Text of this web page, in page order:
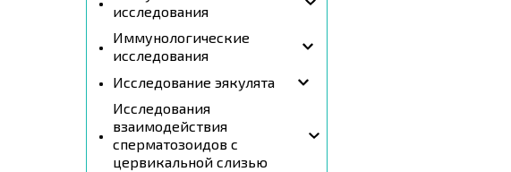
исследования
Иммунологические
исследования
Исследование эякулята
Исследования
взаимодействия
сперматозоидов с
цервикальной слизью